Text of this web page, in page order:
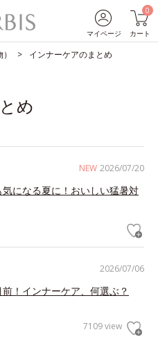
マイページ
0
カート
インナーケアのまとめ
め
NEW 2026/07/20
になる夏に！おいしい猛暑対
2026/07/06
！インナーケア、何選ぶ？
7109 view